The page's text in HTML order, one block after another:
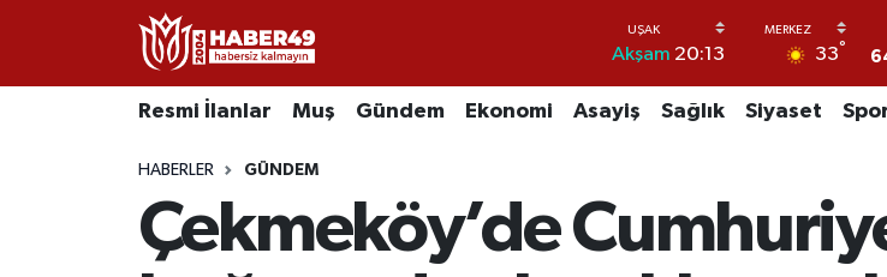
Akşam 20:13 33°
Resmi İlanlar Muş Gündem Ekonomi Asayiş Sağlık Siyaset
HABERLER GÜNDEM
Çekmeköy’de
Resmi İlanlar
Uşak Nöbetçi Eczaneler
Uşak Namaz Vakitleri